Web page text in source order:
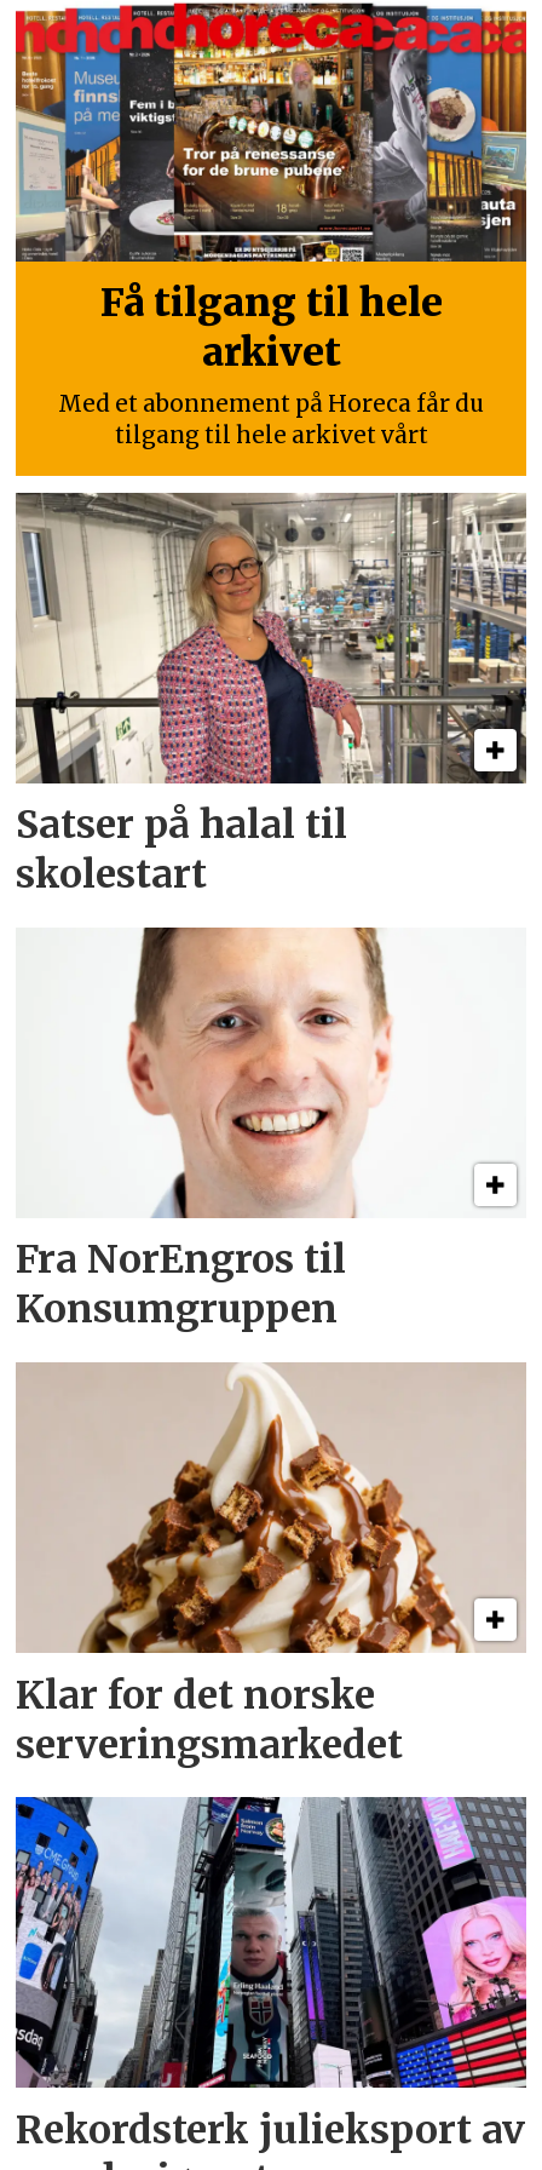
Få tilgang til hele
arkivet
Med et abonnement på Horeca får du
tilgang til hele arkivet vårt
Satser på halal til
skolestart
Fra NorEngros til
Konsumgruppen
Klar for det norske
serveringsmarkedet
Rekordsterk julieksport av